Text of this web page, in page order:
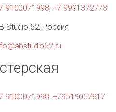
9100071998, +7 9991372773
Studio 52, Россия
9100071998, +79519057817